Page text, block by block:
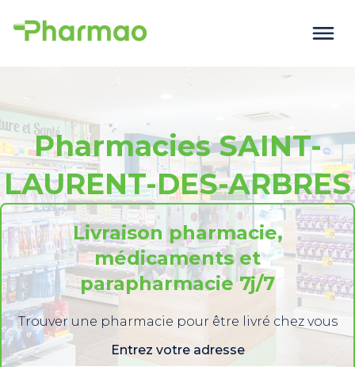
Pharmacies SAINT-
LAURENT-DES-ARBRES
Livraison pharmacie,
médicaments et
parapharmacie 7j/7
Trouver une pharmacie pour être livré chez vous
Entrez votre adresse